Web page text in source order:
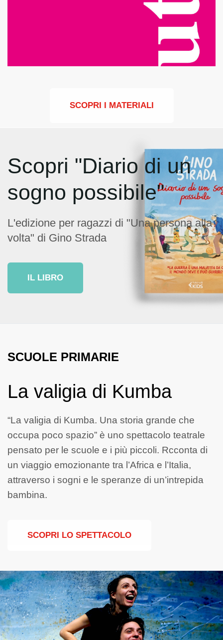
SCOPRI I MATERIALI
Scopri "Diario di un
sogno possibile"
L'edizione per ragazzi di "Una persona alla
volta" di Gino Strada
IL LIBRO
SCUOLE PRIMARIE
La valigia di Kumba
“La valigia di Kumba. Una storia grande che
occupa poco spazio” è uno spettacolo teatrale
pensato per le scuole e i più piccoli. Rcconta di
un viaggio emozionante tra l’Africa e l’Italia,
attraverso i sogni e le speranze di un’intrepida
bambina.
SCOPRI LO SPETTACOLO